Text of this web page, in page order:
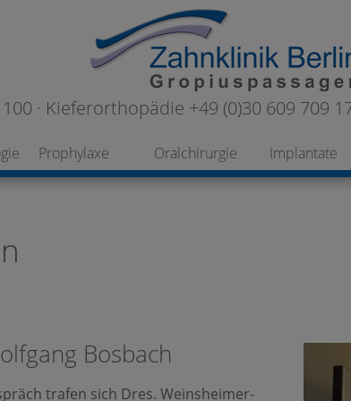
· Kieferorthopädie +49 (0)30 609 709
Prophylaxe Oralchirurgie Implantate
Bosbach
trafen sich Dres. Weinsheimer-